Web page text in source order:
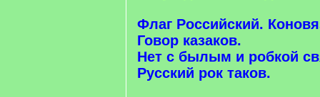
Флаг Российский.
Говор казаков.
Нет с былым и робкой
Русский рок таков.